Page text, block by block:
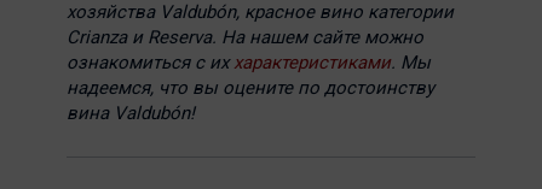
хозяйства Valdubón, красное вино категории
Crianza и Reserva. На нашем сайте можно
ознакомиться с иххарактеристиками. Мы
надеемся, что вы оцените по достоинству
вина Valdubón!